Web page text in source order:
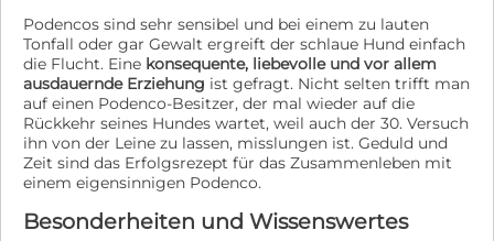
Podencos sind sehr sensibel und bei einem zu lauten
Tonfall oder gar Gewalt ergreift der schlaue Hund einfach
die Flucht. Eine konsequente, liebevolle und vor allem
ausdauernde Erziehung ist gefragt. Nicht selten trifft man
auf einen Podenco-Besitzer, der mal wieder auf die
Rückkehr seines Hundes wartet, weil auch der 30. Versuch
ihn von der Leine zu lassen, misslungen ist. Geduld und
Zeit sind das Erfolgsrezept für das Zusammenleben mit
einem eigensinnigen Podenco.
Besonderheiten und Wissenswertes